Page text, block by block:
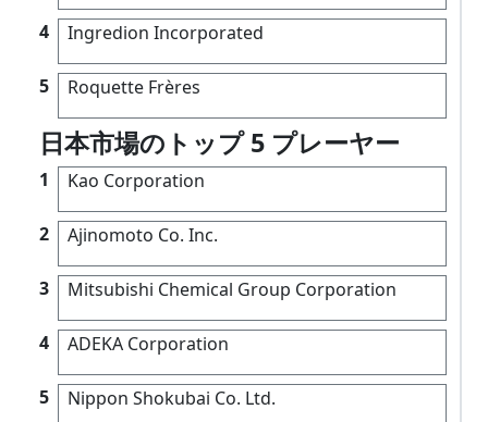
4 Ingredion Incorporated
5 Roquette Frères
日本市場のトップ 5 プレーヤー
1 Kao Corporation
2 Ajinomoto Co. Inc.
3 Mitsubishi Chemical Group Corporation
4 ADEKA Corporation
5 Nippon Shokubai Co. Ltd.